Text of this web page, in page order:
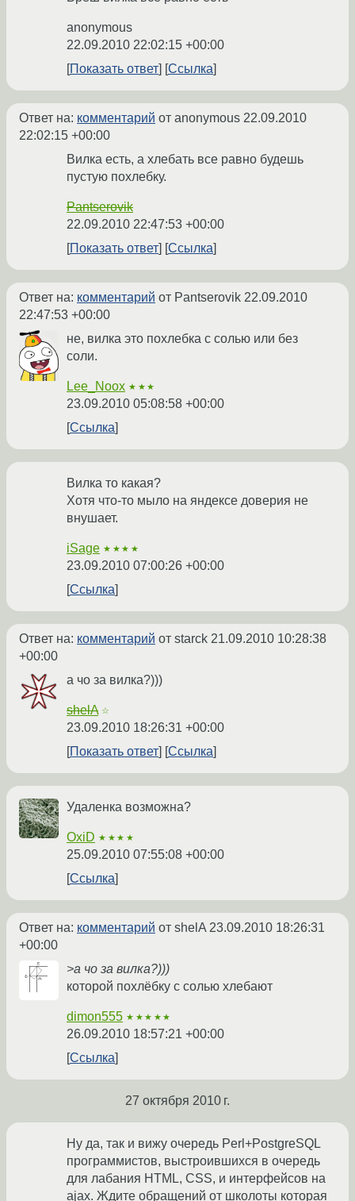
anonymous
22.09.2010 22:02:15 +00:00
Показать ответ
Ссылка
Ответ на: комментарий от anonymous 22.09.2010
22:02:15 +00:00
Вилка есть, а хлебать все равно будешь
пустую похлебку.
Pantserovik
22.09.2010 22:47:53 +00:00
Показать ответ
Ссылка
Ответ на: комментарий от Pantserovik 22.09.2010
22:47:53 +00:00
не, вилка это похлебка с солью или без
соли.
Lee_Noox ★★★
23.09.2010 05:08:58 +00:00
Ссылка
Вилка то какая?
Хотя что-то мыло на яндексе доверия не
внушает.
iSage ★★★★
23.09.2010 07:00:26 +00:00
Ссылка
Ответ на: комментарий от starck 21.09.2010 10:28:38
+00:00
а чо за вилка?)))
shelA ☆
23.09.2010 18:26:31 +00:00
Показать ответ
Ссылка
Удаленка возможна?
OxiD ★★★★
25.09.2010 07:55:08 +00:00
Ссылка
Ответ на: комментарий от shelA23.09.2010 18:26:31
+00:00
>а чо за вилка?)))
которой похлёбку с солью хлебают
dimon555 ★★★★★
26.09.2010 18:57:21 +00:00
Ссылка
27 октября 2010 г.
Ну да, так и вижу очередь Perl+PostgreSQL
программистов, выстроившихся в очередь
для лабания HTML, CSS, и интерфейсов на
ajax. Ждите обращений от школоты которая